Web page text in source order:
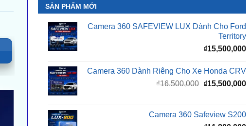
SẢN PHẨM MỚI
Camera 360 SAFEVIEW LUX Dành Cho Ford
Territory
₫15,500,000
Camera 360 Dành Riêng Cho Xe Honda CRV
₫16,500,000 Giá
₫16,500,000.
₫15,500,000
Camera 360 Safeview S200